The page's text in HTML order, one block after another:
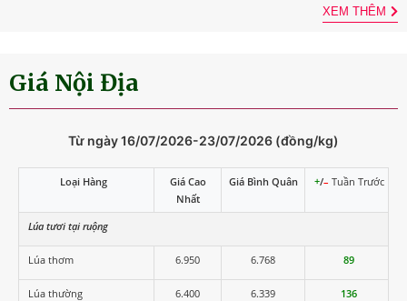
XEM THÊM
Giá Nội Địa
Từ ngày 16/07/2026-23/07/2026 (đồng/kg)
Loại Hàng
Giá Cao
Nhất
Giá Bình Quân +/– Tuần Trước
Lúa tươi tại ruộng
Lúa thơm 6.950 6.768 89
Lúa thường 6.400 6.339 136